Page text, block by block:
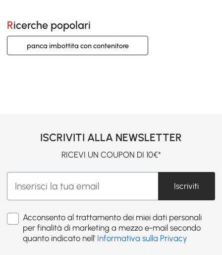
Ricerche popolari
panca imbottita con contenitore
ISCRIVITI ALLA NEWSLETTER
RICEVI UN COUPON DI 10€*
Iscriviti
Acconsento al trattamento dei miei dati personali
per finalità di marketing a mezzo e-mail secondo
quanto indicato nell' Informativa sulla Privacy